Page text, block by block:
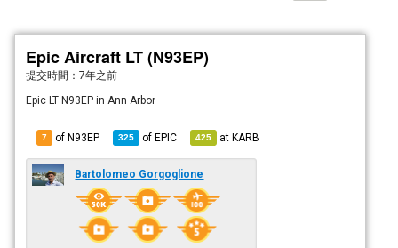
Epic Aircraft LT (N93EP)
提交時間：7年之前
Epic LT N93EP in Ann Arbor
7 of N93EP 325 ofEPIC 425 atKARB
Bartolomeo Gorgoglione